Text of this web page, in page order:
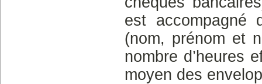
est accompagné
(nom, prénom et
nombre d’heures
moyen des